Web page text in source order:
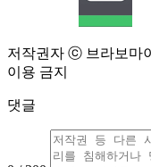
저작권자 ⓒ 브라보마
이용 금지
댓글